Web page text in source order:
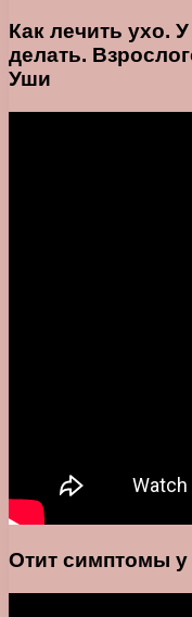
Как лечить ухо.
делать.
Уши
Отит симптомы у